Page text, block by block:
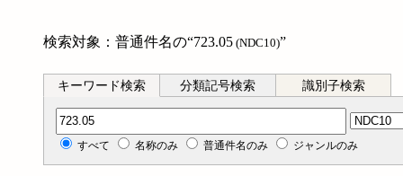
検索対象：普通件名の“723.05 (NDC10)”
キーワード検索 分類記号検索 識別子検索
分類記号検索
すべて 名称のみ 普通件名のみ ジャンルのみ